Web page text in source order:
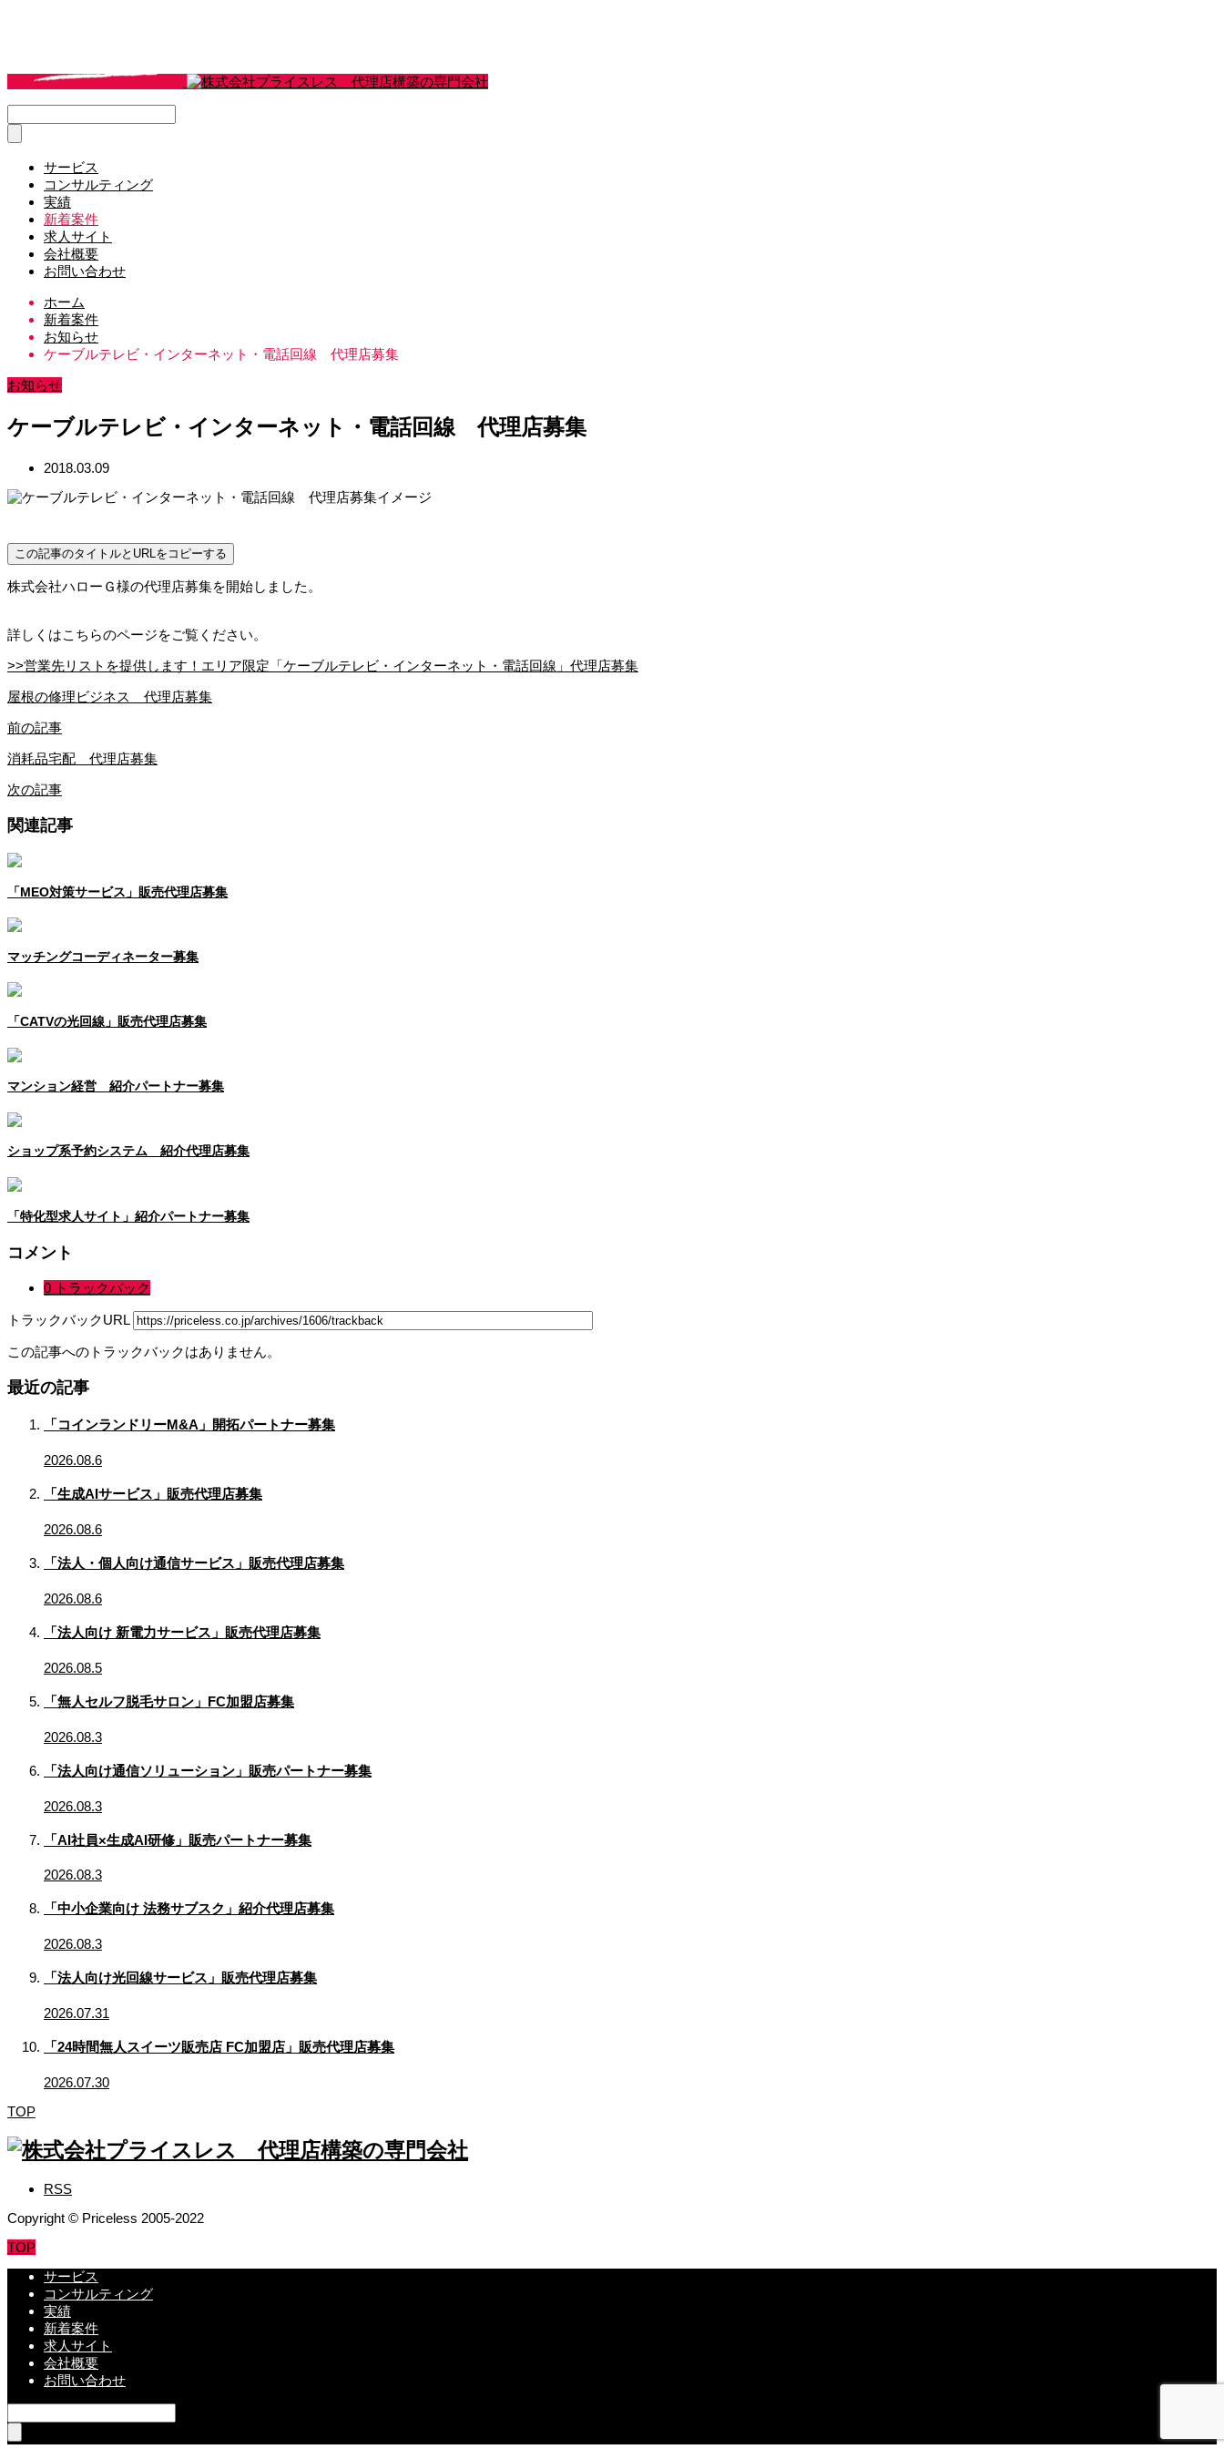
サービス
コンサルティング
実績
新着案件
求人サイト
会社概要
お問い合わせ
ホーム
新着案件
お知らせ
ケーブルテレビ・インターネット・電話回線 代理店募集
お知らせ
ケーブルテレビ・インターネット・電話回線 代理店募集
2018.03.09
この記事のタイトルとURLをコピーする
株式会社ハローＧ様の代理店募集を開始しました。
詳しくはこちらのページをご覧ください。
>>営業先リストを提供します！エリア限定「ケーブルテレビ・インターネット・電話回線」代理店募集
屋根の修理ビジネス 代理店募集
前の記事
消耗品宅配 代理店募集
次の記事
関連記事
「MEO対策サービス」販売代理店募集
マッチングコーディネーター募集
「CATVの光回線」販売代理店募集
マンション経営 紹介パートナー募集
ショップ系予約システム 紹介代理店募集
「特化型求人サイト」紹介パートナー募集
コメント
0 トラックバック
トラックバックURL
この記事へのトラックバックはありません。
最近の記事
「コインランドリーM&A」開拓パートナー募集
2026.08.6
「生成AIサービス」販売代理店募集
2026.08.6
「法人・個人向け通信サービス」販売代理店募集
2026.08.6
「法人向け 新電力サービス」販売代理店募集
2026.08.5
「無人セルフ脱毛サロン」FC加盟店募集
2026.08.3
「法人向け通信ソリューション」販売パートナー募集
2026.08.3
「AI社員×生成AI研修」販売パートナー募集
2026.08.3
「中小企業向け 法務サブスク」紹介代理店募集
2026.08.3
「法人向け光回線サービス」販売代理店募集
2026.07.31
「24時間無人スイーツ販売店 FC加盟店」販売代理店募集
2026.07.30
TOP
RSS
Copyright © Priceless 2005-2022
TOP
サービス
コンサルティング
実績
新着案件
求人サイト
会社概要
お問い合わせ